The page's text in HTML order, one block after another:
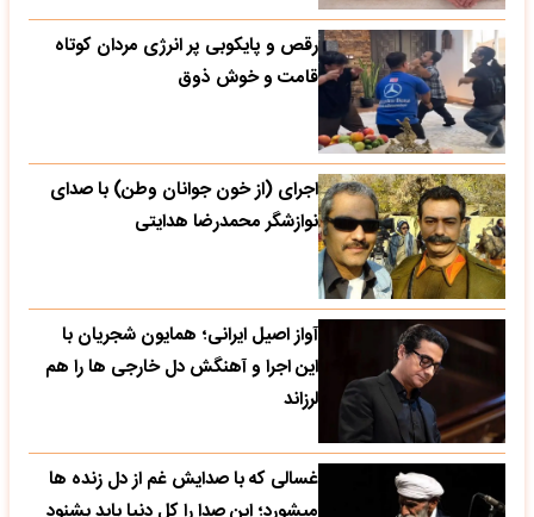
رقص و پایکوبی پر انرژی مردان کوتاه
قامت و خوش ذوق
اجرای (از خون جوانان وطن) با صدای
نوازشگر محمدرضا هدایتی
آواز اصیل ایرانی؛ همایون شجریان با
این اجرا و آهنگش دل خارجی ها را هم
لرزاند
غسالی که با صدایش غم از دل زنده ها